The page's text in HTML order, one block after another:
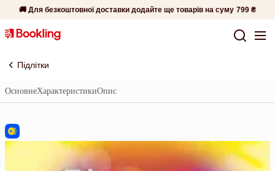
🚚 Для безкоштовної доставки додайте ще товарів на суму 799 ₴
Підлітки
ОсновнеХарактеристикиОпис